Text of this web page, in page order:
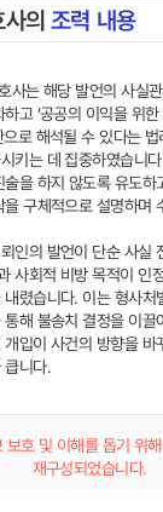
의조력 내용
사는 해당 발언의 사실
고 ‘공공의 이익을 위한
으로 해석될 수 있다는
키는 데 집중하였습니
을 하지 않도록 유도하
구체적으로 설명하며
인의 발언이 단순 사실
사회적 비방 목적이 인
렸습니다. 이는 형사처
해 불송치 결정을 이끌
입이 사건의 방향을 바
큽니다.
호 및 이해를 돕기 위
재구성되었습니다.